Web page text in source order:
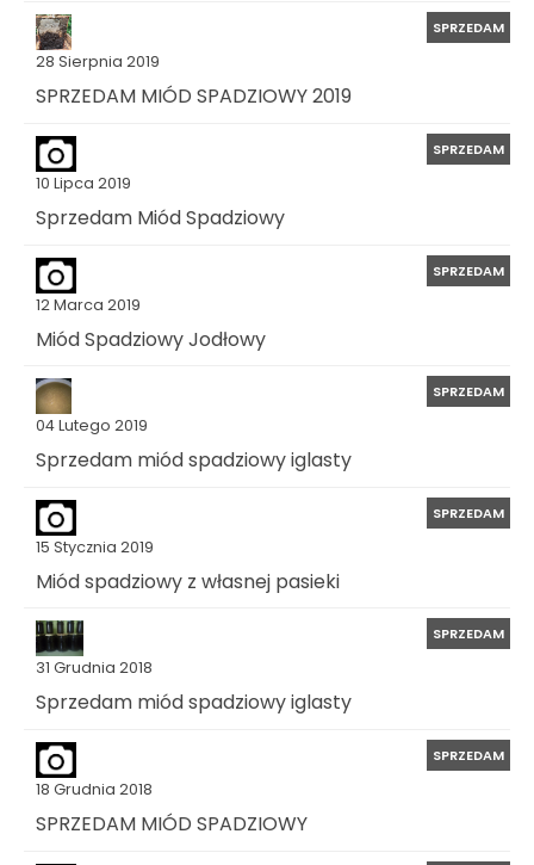
28 Sierpnia 2019
SPRZEDAM
SPRZEDAM MIÓD SPADZIOWY 2019
10 Lipca 2019
SPRZEDAM
Sprzedam Miód Spadziowy
12 Marca 2019
SPRZEDAM
Miód Spadziowy Jodłowy
04 Lutego 2019
SPRZEDAM
Sprzedam miód spadziowy iglasty
15 Stycznia 2019
SPRZEDAM
Miód spadziowy z własnej pasieki
31 Grudnia 2018
SPRZEDAM
Sprzedam miód spadziowy iglasty
18 Grudnia 2018
SPRZEDAM
SPRZEDAM MIÓD SPADZIOWY